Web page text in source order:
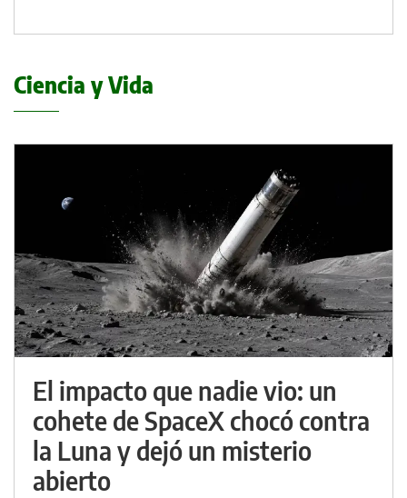
Ciencia y Vida
El impacto que nadie vio: un
cohete de SpaceX chocó contra
la Luna y dejó un misterio
abierto